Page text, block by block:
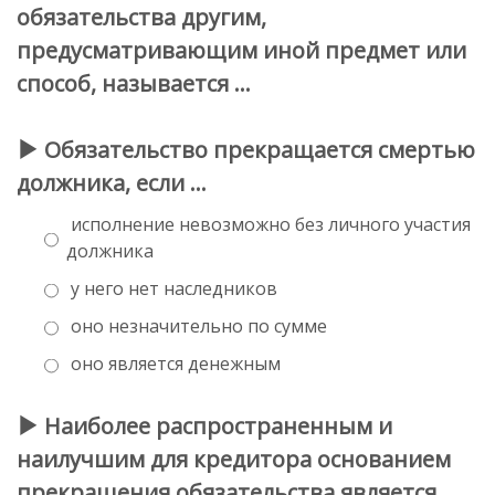
обязательства другим,
предусматривающим иной предмет или
способ, называется …
Обязательство прекращается смертью
должника, если …
исполнение невозможно без личного участия
должника
у него нет наследников
оно незначительно по сумме
оно является денежным
Наиболее распространенным и
наилучшим для кредитора основанием